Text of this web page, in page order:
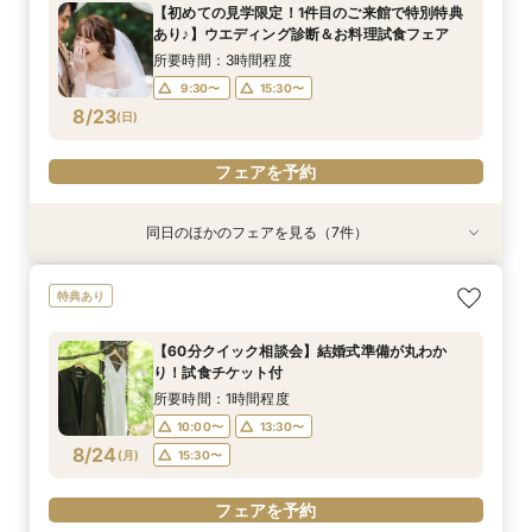
8/22 土)
9:30〜 15:30〜
8/22 土)
9:30〜 15:30〜
8/22 土)
9:30〜 15:30〜
8/22 土)
10:00〜
13:30〜
15:30〜
8/22 土)
9:30〜 15:30〜
8/22 土)
10:00〜
13:30〜
15:30〜
8/22 土)
9:30〜 15:30〜
8/23(日)
【初めての見学限定！1件目のご来館で特別特典
あり♪】ウエディング診断＆お料理試食フェア
所要時間：3時間程度
9:30〜 15:30〜
フェアを予約
特典あり
8/23 日)
ペットと一緒に叶える挙式セレモニー相談会♪試
9:30〜 15:30〜
フェアを予約
特典あり
8/23 日)
【マイナビ限定！週末BIGフェア】都心×ガーデ
9:30〜 15:30〜
フェアを予約
特典あり
8/23 日)
【15名～貸切可】おもてなし少人数会食プラン＆
9:30〜 15:30〜
フェアを予約
特典あり
8/23 日)
ロマンティックなナイトウエディングフェア★試
9:30〜 15:30〜
フェアを予約
8/23 日)
10:00〜
13:30〜
15:30〜
フェアを予約
特典あり
8/23 日)
【1.5次会におすすめ！】豪華試食+見積+相談を
9:30〜 15:30〜
フェアを予約
特典あり
8/23 日)
【憧れのガーデン挙式】所要90分の相談会★お
10:00〜
13:30〜
15:30〜
フェアを予約
同日のほかのフェアを見る（7件）
特典あり
8/24 (月)
【60分クイック相談会】結婚式準備が丸わか
り！試食チケット付
所要時間：1時間程度
10:00〜
13:30〜
15:30〜
フェアを予約